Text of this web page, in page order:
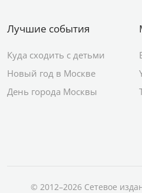
Лучшие события
Куда сходить с детьми
Новый год в Москве
День города Москвы
© 2012–2026 Сетевое